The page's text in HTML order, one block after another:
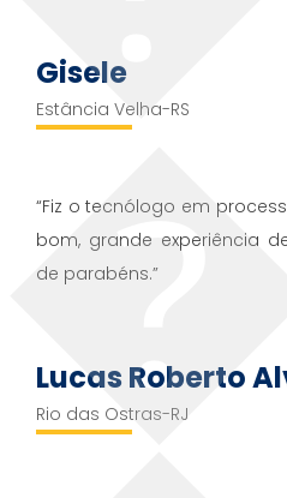
Gisele
Estância Velha-RS
“Fiz o tecnólogo em
bom, grande experiência
de parabéns.”
Lucas Roberto
Rio das Ostras-RJ